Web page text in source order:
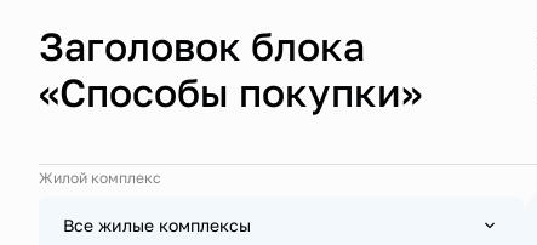
Заголовок блока
«Способы покупки»
Жилой комплекс
Все жилые комплексы